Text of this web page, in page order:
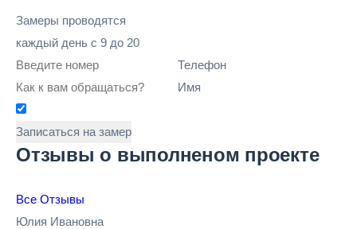
Замеры проводятся
каждый день с 9 до 20
Телефон
Имя
Записаться на замер
Отзывы о выполненом проекте
Все Отзывы
Юлия Ивановна